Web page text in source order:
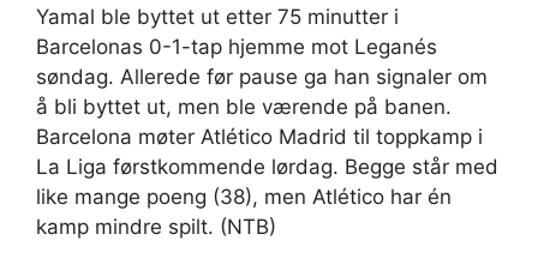
Yamal ble byttet ut etter 75 minutter i
Barcelonas 0-1-tap hjemme mot Leganés
søndag. Allerede før pause ga han signaler om
å bli byttet ut, men ble værende på banen.
Barcelona møter Atlético Madrid til toppkamp i
La Liga førstkommende lørdag. Begge står med
like mange poeng (38), men Atlético har én
kamp mindre spilt. (NTB)